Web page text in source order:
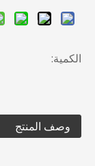
الكمية:
وصف المنتج